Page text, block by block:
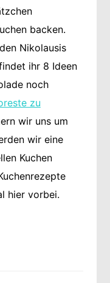
backen.
Nikolausis
ihr 8 Ideen
noch
zu
wir uns um
wir eine
Kuchen
hier vorbei.